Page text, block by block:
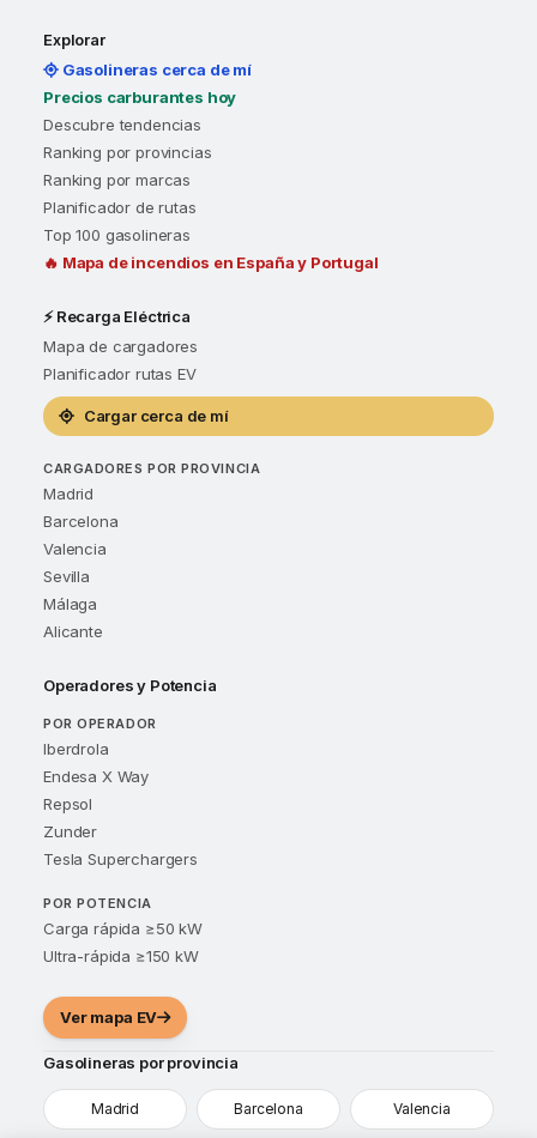
Explorar
Gasolineras cerca de mí
Precios carburantes hoy
Descubre tendencias
Ranking por provincias
Ranking por marcas
Planificador de rutas
Top 100 gasolineras
🔥 Mapa de incendios en España y Portugal
⚡ Recarga Eléctrica
Mapa de cargadores
Planificador rutas EV
Cargar cerca de mí
CARGADORES POR PROVINCIA
Madrid
Barcelona
Valencia
Sevilla
Málaga
Alicante
Operadores y Potencia
POR OPERADOR
Iberdrola
Endesa X Way
Repsol
Zunder
Tesla Superchargers
POR POTENCIA
Carga rápida ≥50 kW
Ultra-rápida ≥150 kW
Ver mapa EV
Gasolineras por provincia
Madrid Barcelona Valencia